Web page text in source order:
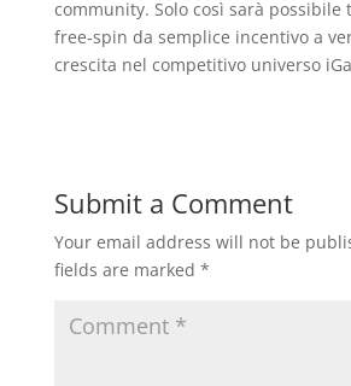
community. Solo così sarà possibile
free‑spin da semplice incentivo a
crescita nel competitivo universo
Submit a Comment
Your email address will not be
fields are marked *